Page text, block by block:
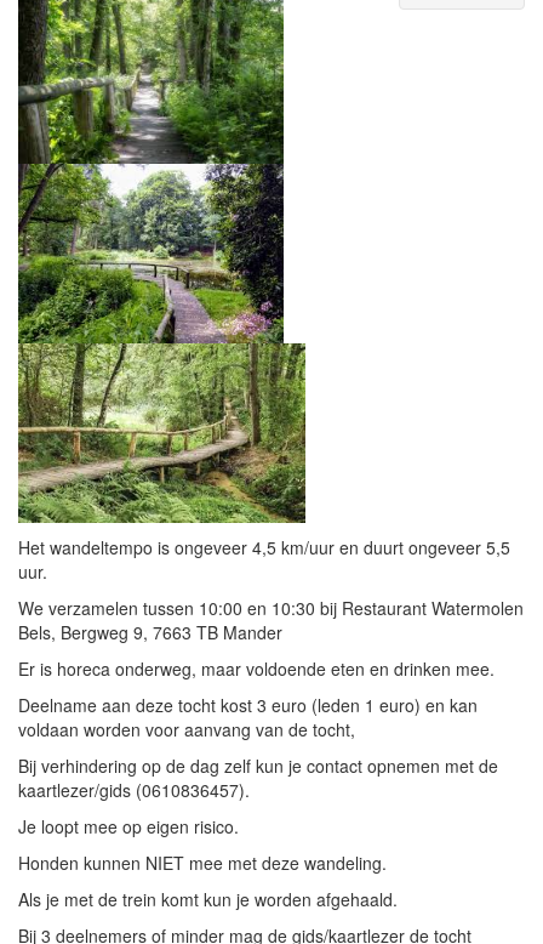
Het wandeltempo is ongeveer 4,5 km/uur en duurt ongeveer 5,5
uur.
We verzamelen tussen 10:00 en 10:30 bij Restaurant Watermolen
Bels, Bergweg 9, 7663 TB Mander
Er is horeca onderweg, maar voldoende eten en drinken mee.
Deelname aan deze tocht kost 3 euro (leden 1 euro) en kan
voldaan worden voor aanvang van de tocht,
Bij verhindering op de dag zelf kun je contact opnemen met de
kaartlezer/gids (0610836457).
Je loopt mee op eigen risico.
Honden kunnen NIET mee met deze wandeling.
Als je met de trein komt kun je worden afgehaald.
Bij 3 deelnemers of minder mag de gids/kaartlezer de tocht